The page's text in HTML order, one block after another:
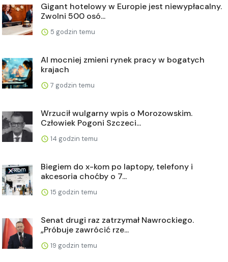
Gigant hotelowy w Europie jest niewypłacalny.
Zwolni 500 osó...
5 godzin temu
AI mocniej zmieni rynek pracy w bogatych
krajach
7 godzin temu
Wrzucił wulgarny wpis o Morozowskim.
Człowiek Pogoni Szczeci...
14 godzin temu
Biegiem do x-kom po laptopy, telefony i
akcesoria choćby o 7...
15 godzin temu
Senat drugi raz zatrzymał Nawrockiego.
„Próbuje zawrócić rze...
19 godzin temu